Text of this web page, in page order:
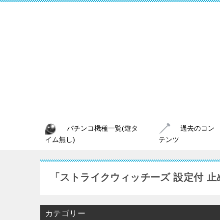
パチンコ機種一覧(遊タ
イム無し)
過去のコン
テンツ
「ストライクウィッチーズ 設定付
カテゴリー